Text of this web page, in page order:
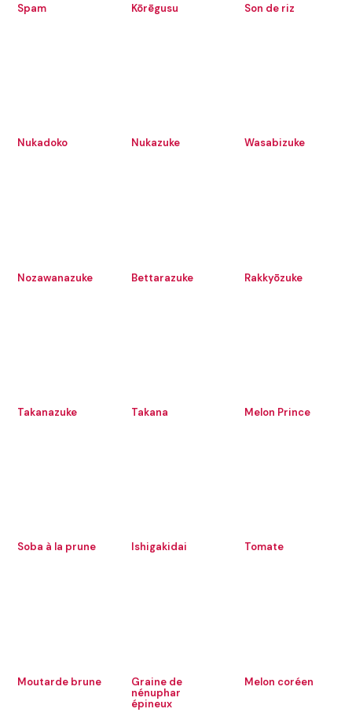
Spam Kōrēgusu Son de riz
Nukadoko Nukazuke Wasabizuke
Nozawanazuke Bettarazuke Rakkyōzuke
Takanazuke Takana Melon Prince
Soba à la prune Ishigakidai Tomate
Moutarde brune
Graine de
nénuphar
épineux
Melon coréen